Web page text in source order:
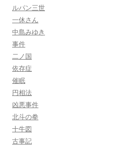
ルパン三世
一休さん
中島みゆき
事件
二ノ国
依存症
催眠
円相法
凶悪事件
北斗の拳
十牛図
古事記